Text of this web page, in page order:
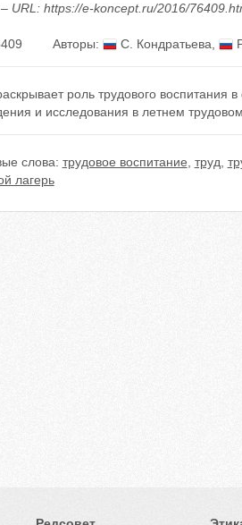
URL: https://e-koncept.ru/2016/
Авторы: С. Кондратьева
роль трудового воспитания
и исследования в летнем трудовом
слова: трудовое воспитание труд
лагерь